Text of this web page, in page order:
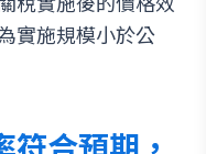
實施規模小於公